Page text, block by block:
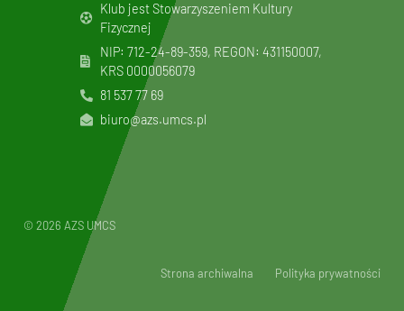
Klub jest Stowarzyszeniem Kultury
Fizycznej
NIP: 712-24-89-359, REGON: 431150007,
KRS 0000056079
81 537 77 69
biuro@azs.umcs.pl
© 2026 AZS UMCS
Strona archiwalna Polityka prywatności